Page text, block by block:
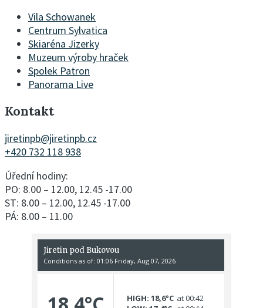
Vila Schowanek
Centrum Sylvatica
Skiaréna Jizerky
Muzeum výroby hraček
Spolek Patron
Panorama Live
Kontakt
jiretinpb@jiretinpb.cz
+420 732 118 938
Úřední hodiny:
PO: 8.00 – 12.00, 12.45 -17.00
ST: 8.00 – 12.00, 12.45 -17.00
PÁ: 8.00 – 11.00